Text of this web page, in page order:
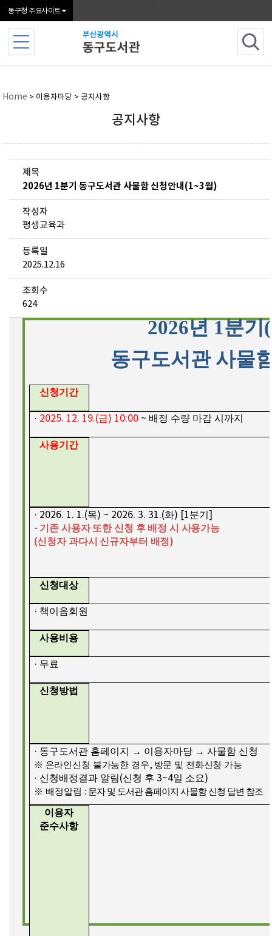
동구청 주요사이트
Home > 이용자마당 > 공지사항
공지사항
제목
2026년 1분기 동구도서관 사물함 신청안내(1~3월)
작성자
평생교육과
등록일
2025.12.16
조회수
624
2026년1분기
동구도서관 사물
신청기간
· 2025. 12. 19.(금) 10:00 ~ 배정 수량 마감 시까지
사용기간
· 2026. 1. 1.(목) ~ 2026. 3. 31.(화) [1분기 ]
- 기존 사용자 또한 신청 후 배정 시 사용가능
(신청자 과다시 신규자부터 배정)
신청대상
· 책이음회원
사용비용
· 무료
신청방법
· 동구도서관 홈페이지 → 이용자마당 → 사물함 신청
※ 온라인신청 불가능한 경우, 방문 및 전화신청 가능
· 신청배정결과 알림(신청 후 3~4일 소요 )
※ 배정알림 : 문자 및 도서관 홈페이지 사물함 신청 답변 참조
이용자
준수사항